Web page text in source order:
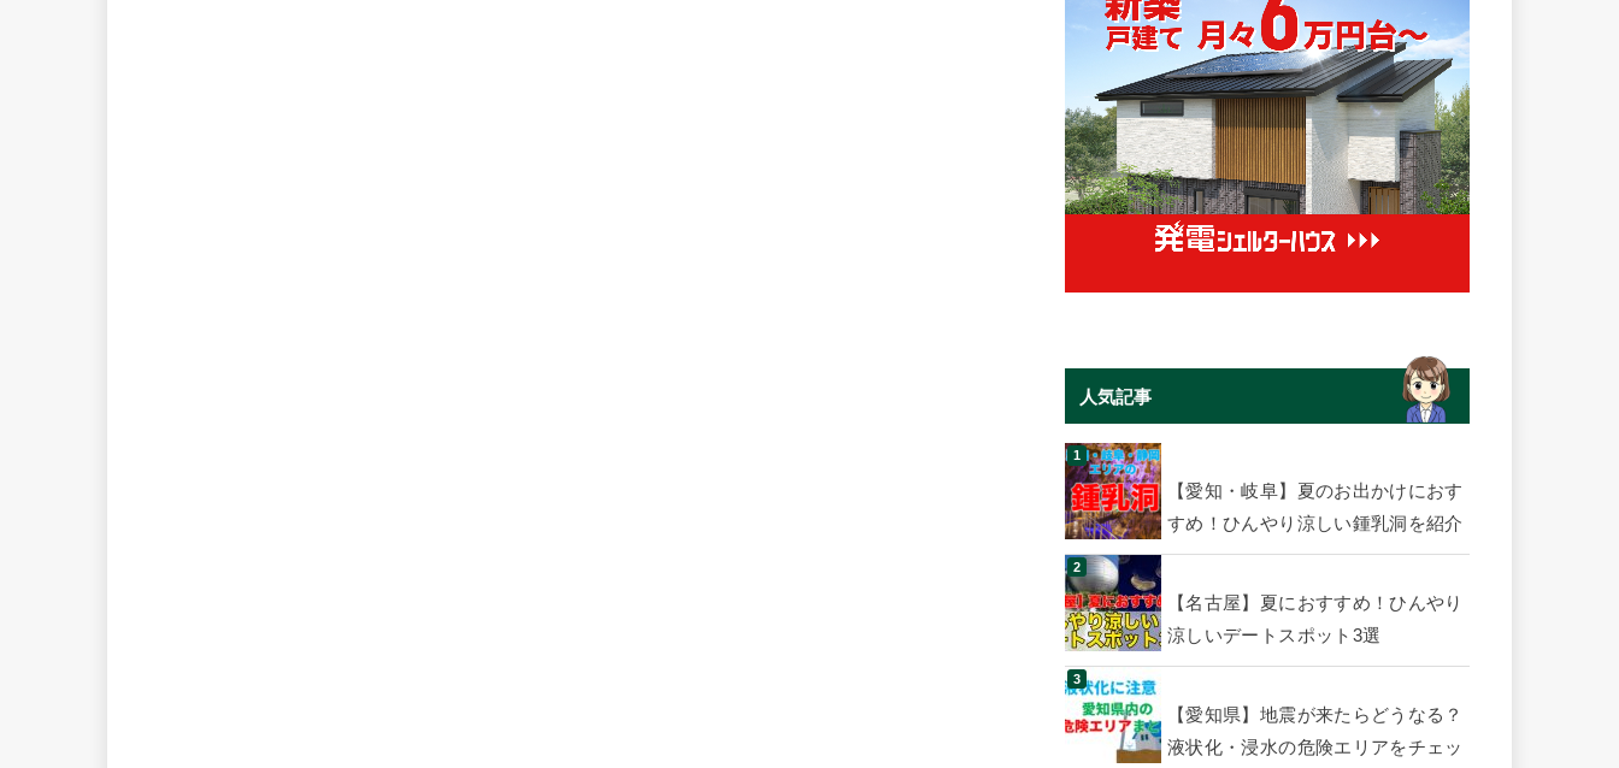
人気記事
【愛知・岐阜】夏のお出かけにおす
すめ！ひんやり涼しい鍾乳洞を紹介
【名古屋】夏におすすめ！ひんやり
涼しいデートスポット3選
【愛知県】地震が来たらどうなる？
液状化・浸水の危険エリアをチェッ